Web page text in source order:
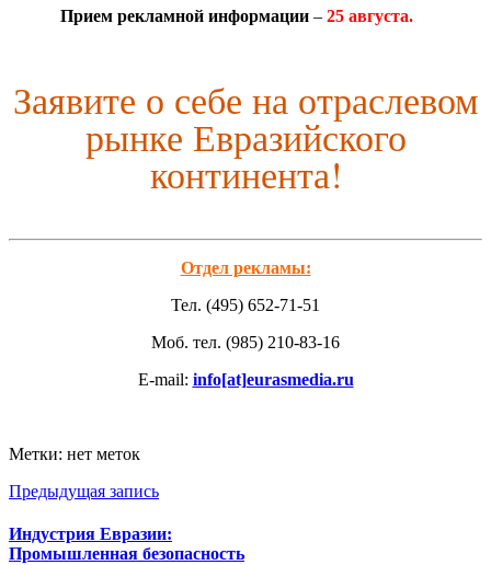
Прием рекламной информации – 25 августа.
Заявите о себе на отраслевом
рынке Евразийского
континента!
Отдел рекламы:
Тел. (495) 652-71-51
Моб. тел. (985) 210-83-16
E-mail: info[at]eurasmedia.ru
Метки: нет меток
Предыдущая запись
Индустрия Евразии:
Промышленная безопасность